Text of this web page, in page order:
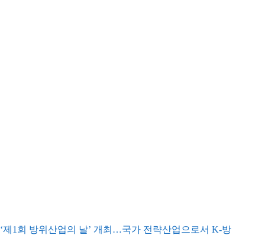
‘제1회 방위산업의 날’ 개최…국가 전략산업으로서 K-방